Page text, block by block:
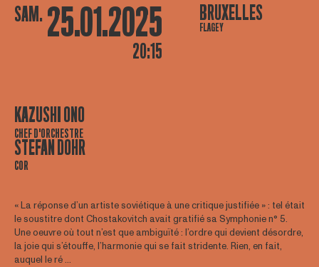
SAM. 25.01.2025
20:15
BRUXELLES
FLAGEY
KAZUSHI ONO
CHEF D'ORCHESTRE
STEFAN DOHR
COR
« La réponse d’un artiste soviétique à une critique justifiée » : tel était
le soustitre dont Chostakovitch avait gratifié sa Symphonie n° 5.
Une oeuvre où tout n’est que ambiguïté : l’ordre qui devient désordre,
la joie qui s’étouffe, l’harmonie qui se fait stridente. Rien, en fait,
auquel le ré ...